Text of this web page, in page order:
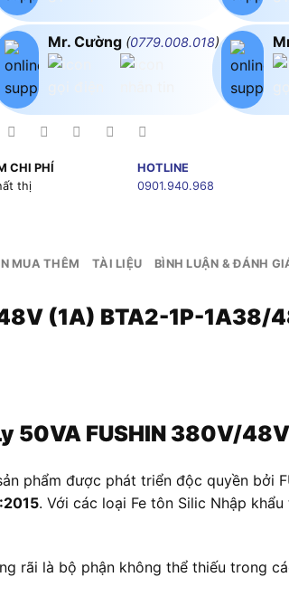
Mr. Cường (0779.008.018)
CHI PHÍ
thị
HOTLINE
0901.940.968
MUA THÊM TÀI LIỆU BÌNH LUẬN & ĐÁNH
(1A) BTA2-1P-1A38/
50VA FUSHIN 380V/
phẩm được phát triển độc quyền bởi
. Với các loại Fe tôn Silic Nhập
rãi là bộ phận không thể thiếu trong